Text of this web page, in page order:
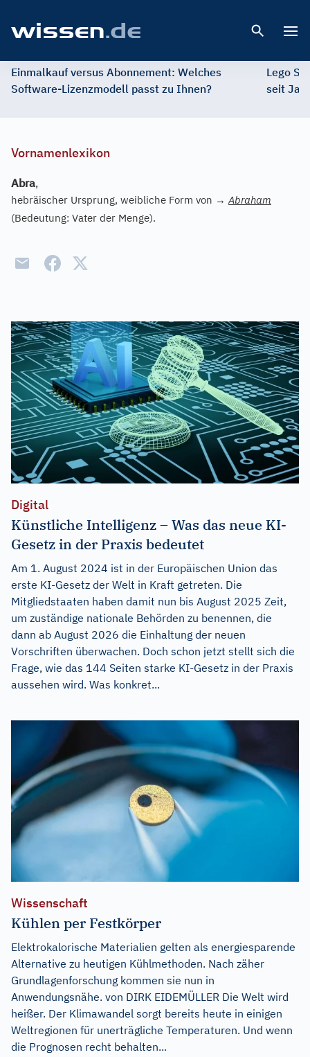
Einmalkauf versus Abonnement: Welches
Software-Lizenzmodell passt zu Ihnen?
Lego
seit
Vornamenlexikon
Abra,
hebräischer Ursprung, weibliche Form von →Abraham
(Bedeutung: Vater der Menge).
Digital
Künstliche Intelligenz – Was das neue KI-
Gesetz in der Praxis bedeutet
Am 1. August 2024 ist in der Europäischen Union das
erste KI-Gesetz der Welt in Kraft getreten. Die
Mitgliedstaaten haben damit nun bis August 2025 Zeit,
um zuständige nationale Behörden zu benennen, die
dann ab August 2026 die Einhaltung der neuen
Vorschriften überwachen. Doch schon jetzt stellt sich die
Frage, wie das 144 Seiten starke KI-Gesetz in der Praxis
aussehen wird. Was konkret...
Wissenschaft
Kühlen per Festkörper
Elektrokalorische Materialien gelten als energiesparende
Alternative zu heutigen Kühlmethoden. Nach zäher
Grundlagenforschung kommen sie nun in
Anwendungsnähe. von DIRK EIDEMÜLLER Die Welt wird
heißer. Der Klimawandel sorgt bereits heute in einigen
Weltregionen für unerträgliche Temperaturen. Und wenn
die Prognosen recht behalten...